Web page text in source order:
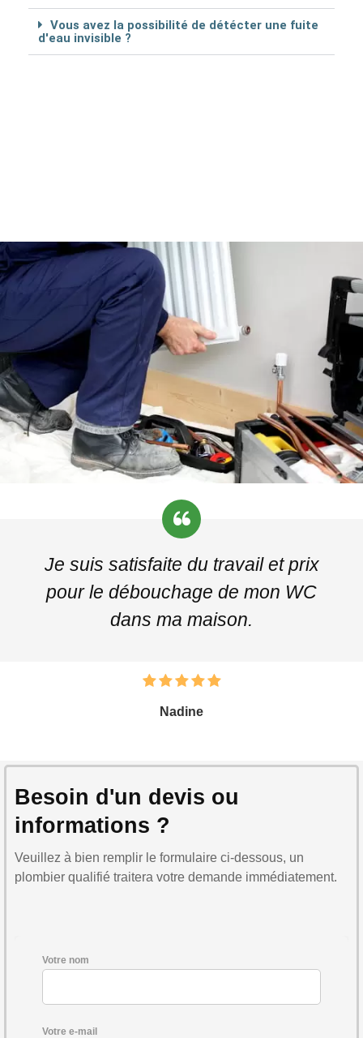
Vous avez la possibilité de détécter une fuite
d'eau invisible ?
Je suis satisfaite du travail et prix
pour le débouchage de mon WC
dans ma maison.
Nadine
Besoin d'un devis ou
informations ?
Veuillez à bien remplir le formulaire ci-dessous, un
plombier qualifié traitera votre demande immédiatement.
Votre nom
Votre e-mail